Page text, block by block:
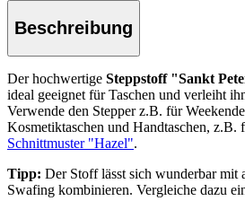
Beschreibung
Der hochwertige Steppstoff "Sankt
ideal geeignet für Taschen und verleiht
Verwende den Stepper z.B. für
Kosmetiktaschen und Handtaschen, z.B.
Schnittmuster "Hazel".
Tipp: Der Stoff lässt sich wunderbar mit
Swafing kombinieren. Vergleiche dazu